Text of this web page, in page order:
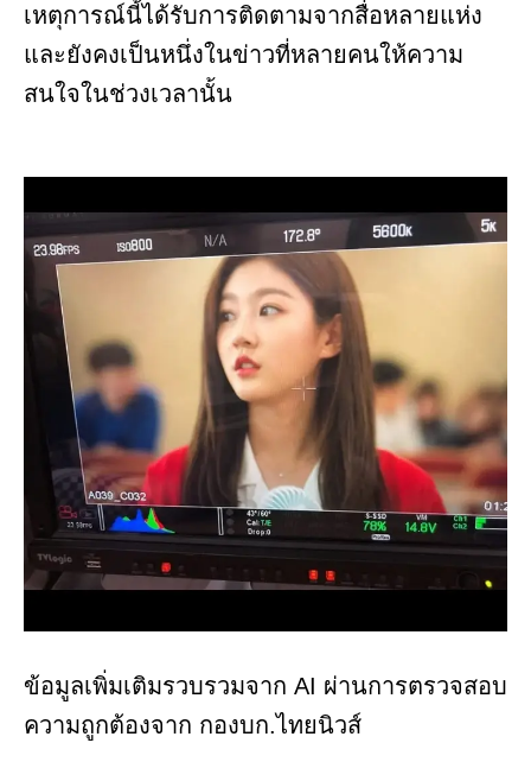
เหตุการณ์นี้ได้รับการติดตามจากสื่อหลายแห่ง
และยังคงเป็นหนึ่งในข่าวที่หลายคนให้ความ
สนใจในช่วงเวลานั้น
ข้อมูลเพิ่มเติมรวบรวมจาก AI ผ่านการตรวจสอบ
ความถูกต้องจาก กองบก.ไทยนิวส์